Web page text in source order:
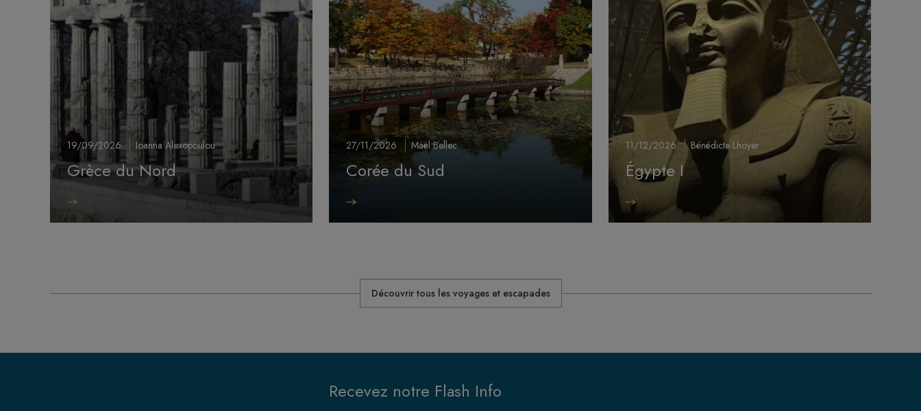
19/09/2026 Ioanna Alexopoulou
Grèce du Nord
27/11/2026 Maël Bellec
Corée du Sud
11/12/2026 Bénédicte Lhoyer
Égypte I
Découvrir tous les voyages et escapades
Recevez notre Flash Info